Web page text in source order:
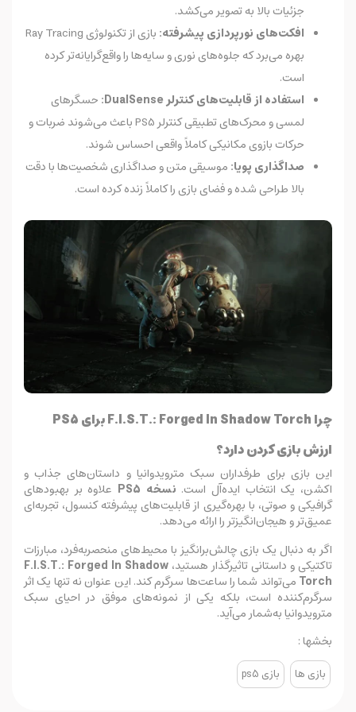
جزئیات بالا به تصویر می‌کشد.
افکت‌های نورپردازی پیشرفته:
بازی از تکنولوژی Ray Tracing
بهره می‌برد که جلوه‌های نوری و سایه‌ها را واقع‌گرایانه‌تر کرده
است.
استفاده از قابلیت‌های کنترلر DualSense:
حسگرهای
لمسی و محرک‌های تطبیقی کنترلر PS5 باعث می‌شوند ضربات و
حرکات بازوی مکانیکی کاملاً واقعی احساس شوند.
صداگذاری پویا: موسیقی متن و صداگذاری شخصیت‌ها با دقت
بالا طراحی شده و فضای بازی را کاملاً زنده کرده است.
چرا F.I.S.T.: Forged In Shadow Torch برای PS5
ارزش بازی کردن دارد؟
این بازی برای طرفداران سبک مترویدوانیا و داستان‌های جذاب و
اکشن، یک انتخاب ایده‌آل است. نسخه PS5
علاوه بر بهبودهای
گرافیکی و صوتی، با بهره‌گیری از قابلیت‌های پیشرفته کنسول، تجربه‌ای
عمیق‌تر و هیجان‌انگیزتر را ارائه می‌دهد.
اگر به دنبال یک بازی چالش‌برانگیز با محیط‌های منحصربه‌فرد، مبارزات
تاکتیکی و داستانی تاثیرگذار هستید، F.I.S.T.: Forged In Shadow
Torch می‌تواند شما را ساعت‌ها سرگرم کند. این عنوان نه تنها یک اثر
سرگرم‌کننده است، بلکه یکی از نمونه‌های موفق در احیای سبک
مترویدوانیا به‌شمار می‌آید.
بخشها :
بازی ها بازی ps5